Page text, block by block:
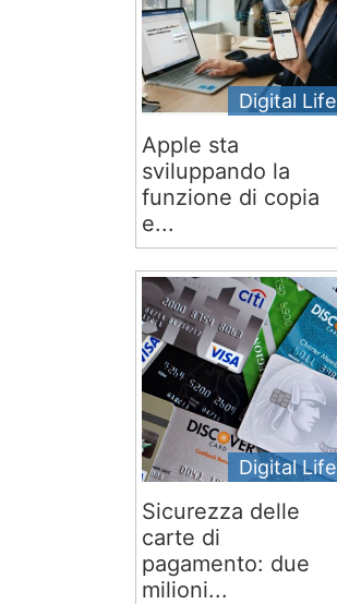
Digital Life
Apple sta
sviluppando la
funzione di copia
e...
Digital Life
Sicurezza delle
carte di
pagamento: due
milioni...